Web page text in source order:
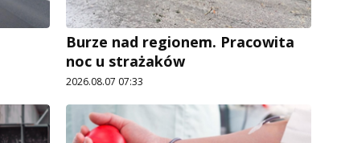
Burze nad regionem. Pracowita
noc u strażaków
2026.08.07 07:33